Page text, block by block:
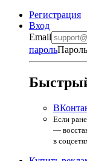
Регистрация
Вход
Email
парольПароль
Если
—
в